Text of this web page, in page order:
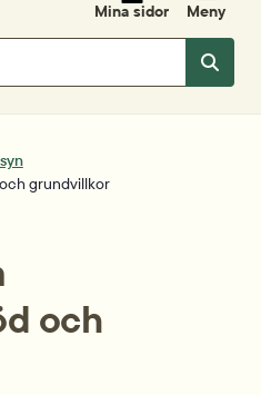
Mina sidor Meny
Sök
grundvillkor
och